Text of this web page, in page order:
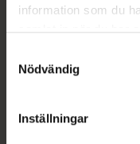
information som du
samlat in när du har
återkalla ditt
cookieinställningar.
lagligheten av
Nödvändig
Inställningar
EAN:
Bipacksedel från